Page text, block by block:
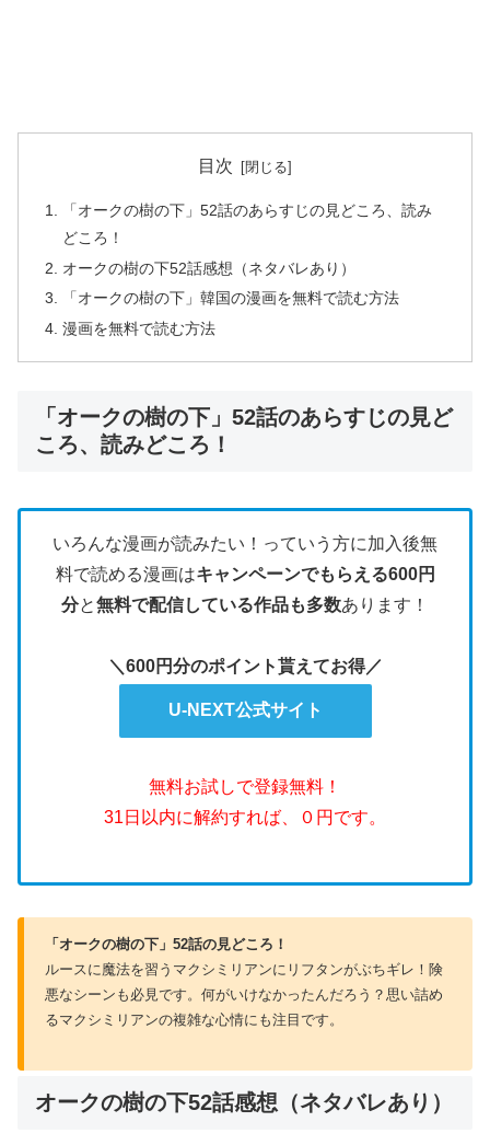
目次
「オークの樹の下」52話のあらすじの見どころ、読み
どころ！
オークの樹の下52話感想（ネタバレあり）
「オークの樹の下」韓国の漫画を無料で読む方法
漫画を無料で読む方法
「オークの樹の下」52話のあらすじの見ど
ころ、読みどころ！
いろんな漫画が読みたい！っていう方に加入後無
料で読める漫画はキャンペーンでもらえる600円
分と無料で配信している作品も多数あります！
＼600円分のポイント貰えてお得／
U-NEXT公式サイト
無料お試しで登録無料！
31日以内に解約すれば、０円です。
「オークの樹の下」52話の見どころ！
ルースに魔法を習うマクシミリアンにリフタンがぶちギレ！険
悪なシーンも必見です。何がいけなかったんだろう？思い詰め
るマクシミリアンの複雑な心情にも注目です。
オークの樹の下52話感想（ネタバレあり）